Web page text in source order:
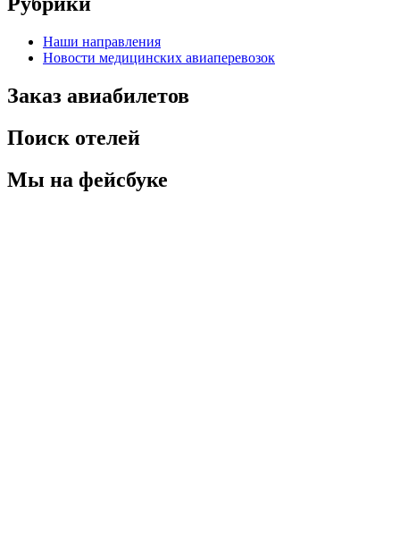
Наши направления
Новости медицинских авиаперевозок
Заказ авиабилетов
Поиск отелей
Мы на фейсбуке